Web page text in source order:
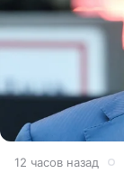
12 часов назад